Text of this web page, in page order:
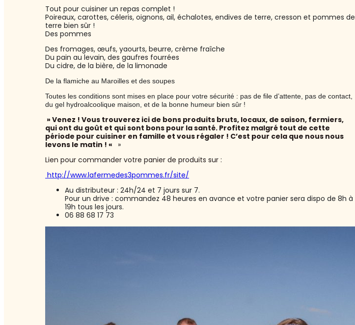
Tout pour cuisiner un repas complet !
Poireaux, carottes, céleris, oignons, ail, échalotes, endives de terre, cresson et pommes de
terre bien sûr !
Des pommes
Des fromages, œufs, yaourts, beurre, crème fraîche
Du pain au levain, des gaufres fourrées
Du cidre, de la bière, de la limonade
De la flamiche au Maroilles et des soupes
Toutes les conditions sont mises en place pour votre sécurité : pas de file d’attente, pas de contact,
du gel hydroalcoolique maison, et de la bonne humeur bien sûr !
» Venez ! Vous trouverez ici de bons produits bruts, locaux, de saison, fermiers,
qui ont du goût et qui sont bons pour la santé. Profitez malgré tout de cette
période pour cuisiner en famille et vous régaler ! C’est pour cela que nous nous
levons le matin ! «
»
Lien pour commander votre panier de produits sur :
http://www.lafermedes3pommes.fr/site/
Au distributeur : 24h/24 et 7 jours sur 7.
Pour un drive : commandez 48 heures en avance et votre panier sera dispo de 8h à
19h tous les jours.
06 88 68 17 73